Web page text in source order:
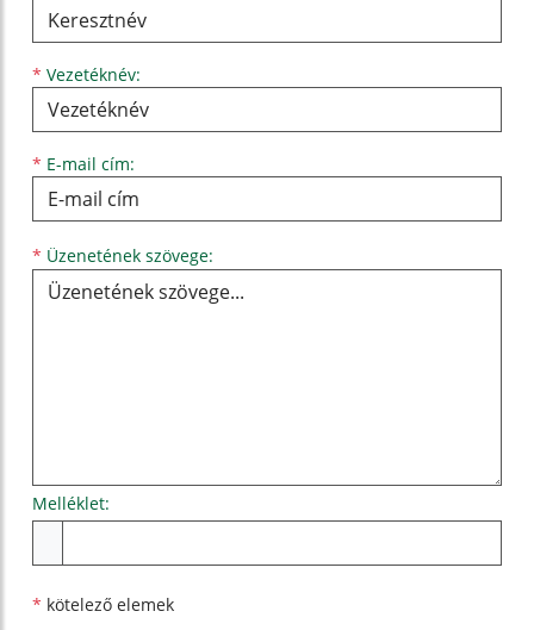
* Vezetéknév:
* E-mail cím:
* Üzenetének szövege:
Melléklet:
* kötelező elemek